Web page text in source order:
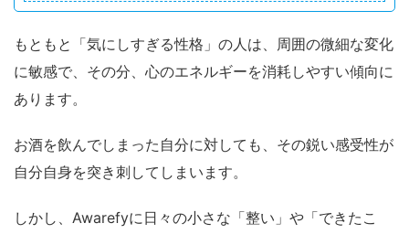
もともと「気にしすぎる性格」の人は、周囲の微細な変化
に敏感で、その分、心のエネルギーを消耗しやすい傾向に
あります。
お酒を飲んでしまった自分に対しても、その鋭い感受性が
自分自身を突き刺してしまいます。
しかし、Awarefyに日々の小さな「整い」や「できたこ